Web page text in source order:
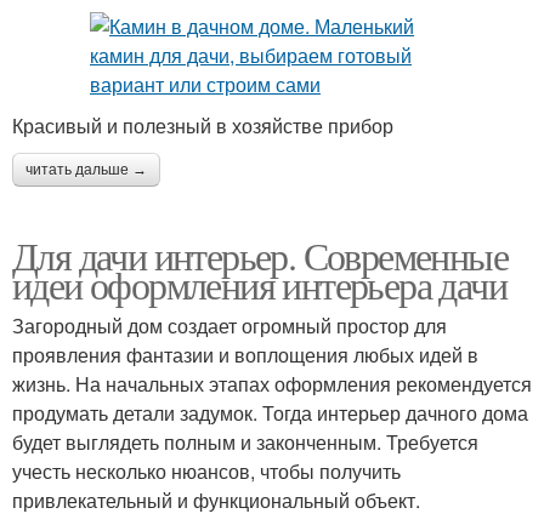
Красивый и полезный в хозяйстве прибор
читать дальше →
Для дачи интерьер. Современные
идеи оформления интерьера дачи
Загородный дом создает огромный простор для
проявления фантазии и воплощения любых идей в
жизнь. На начальных этапах оформления рекомендуется
продумать детали задумок. Тогда интерьер дачного дома
будет выглядеть полным и законченным. Требуется
учесть несколько нюансов, чтобы получить
привлекательный и функциональный объект.